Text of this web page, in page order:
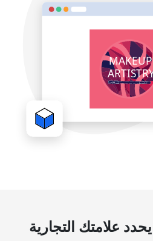
علامتك التجارية